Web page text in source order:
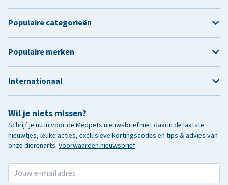
Wil je niets missen?
Schrijf je nu in voor de Medpets nieuwsbrief met daarin de laatste
nieuwtjes, leuke acties, exclusieve kortingscodes en tips & advies van
onze dierenarts. Voorwaarden nieuwsbrief
Populaire categorieën
Populaire merken
Internationaal